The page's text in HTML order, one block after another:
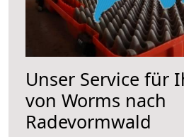
Unser Service für
von Worms nach
Radevormwald